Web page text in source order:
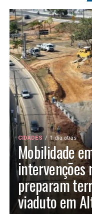
CIDADES 1 dia atrás
Mobilidade
intervenções
preparam
viaduto em